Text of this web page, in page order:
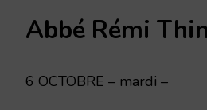
OCTOBRE
1914
Abbé Rémi
6 OCTOBRE – mardi –